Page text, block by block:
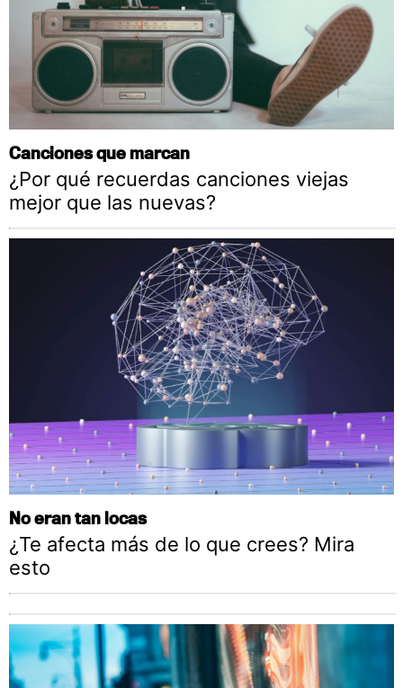
Canciones que marcan
¿Por qué recuerdas canciones viejas
mejor que las nuevas?
No eran tan locas
¿Te afecta más de lo que crees? Mira
esto